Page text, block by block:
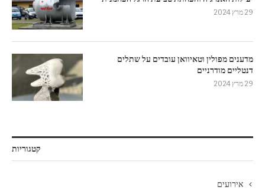
29 מרץ 2024
מדענים מפולין וטאיוואן עובדים על שתלים
דנטליים מודרניים
29 מרץ 2024
קטגוריות
אירועים